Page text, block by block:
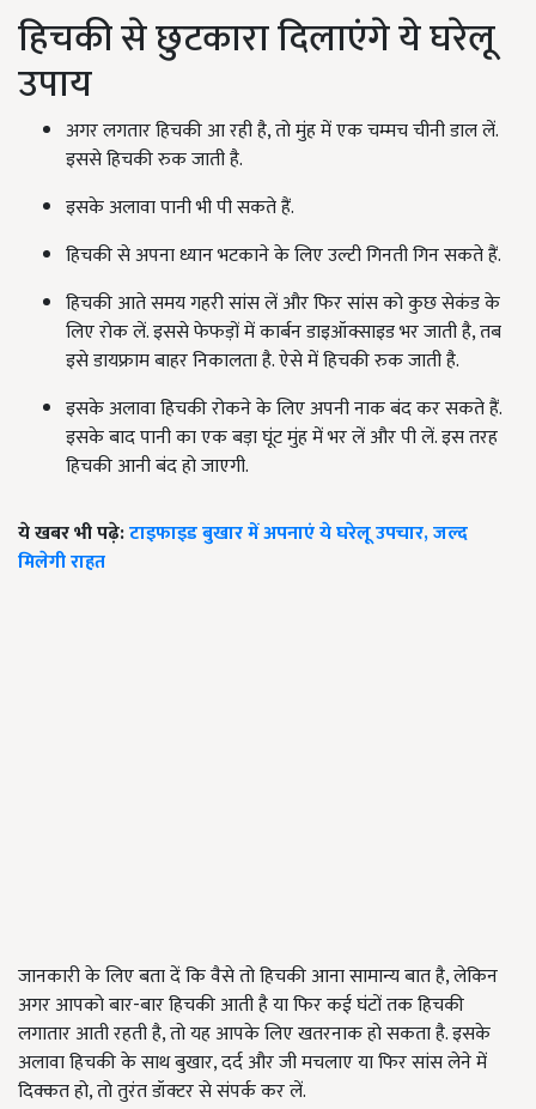
हिचकी से छुटकारा दिलाएंगे ये घरेलू
उपाय
अगर लगतार हिचकी आ रही है, तो मुंह में एक चम्मच चीनी डाल लें.
इससे हिचकी रुक जाती है.
इसके अलावा पानी भी पी सकते हैं.
हिचकी से अपना ध्यान भटकाने के लिए उल्टी गिनती गिन सकते हैं.
हिचकी आते समय गहरी सांस लें और फिर सांस को कुछ सेकंड के
लिए रोक लें. इससे फेफड़ों में कार्बन डाइऑक्साइड भर जाती है, तब
इसे डायफ्राम बाहर निकालता है. ऐसे में हिचकी रुक जाती है.
इसके अलावा हिचकी रोकने के लिए अपनी नाक बंद कर सकते हैं.
इसके बाद पानी का एक बड़ा घूंट मुंह में भर लें और पी लें. इस तरह
हिचकी आनी बंद हो जाएगी.
ये खबर भी पढ़े:टाइफाइड बुखार में अपनाएं ये घरेलू उपचार, जल्द
मिलेगी राहत
जानकारी के लिए बता दें कि वैसे तो हिचकी आना सामान्य बात है, लेकिन
अगर आपको बार-बार हिचकी आती है या फिर कई घंटों तक हिचकी
लगातार आती रहती है, तो यह आपके लिए खतरनाक हो सकता है. इसके
अलावा हिचकी के साथ बुखार, दर्द और जी मचलाए या फिर सांस लेने में
दिक्कत हो, तो तुरंत डॉक्टर से संपर्क कर लें.